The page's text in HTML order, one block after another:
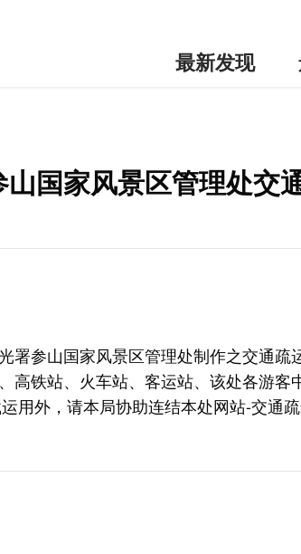
最新发现
国家风景区管理处交
署参山国家风景区管理处制作之交通疏
高铁站、火车站、客运站、该处各游客
用外，请本局协助连结本处网站-交通